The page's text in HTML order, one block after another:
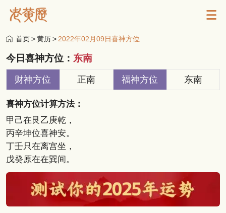
首页>黄历> 2022年02月09日喜神方位
今日喜神方位： 东南
财神方位 正南 福神方位 东南
喜神方位计算方法：
甲己在艮乙庚乾，
丙辛坤位喜神安。
丁壬只在离宫坐，
戊癸原在在巽间。